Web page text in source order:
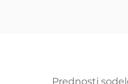
Prednosti